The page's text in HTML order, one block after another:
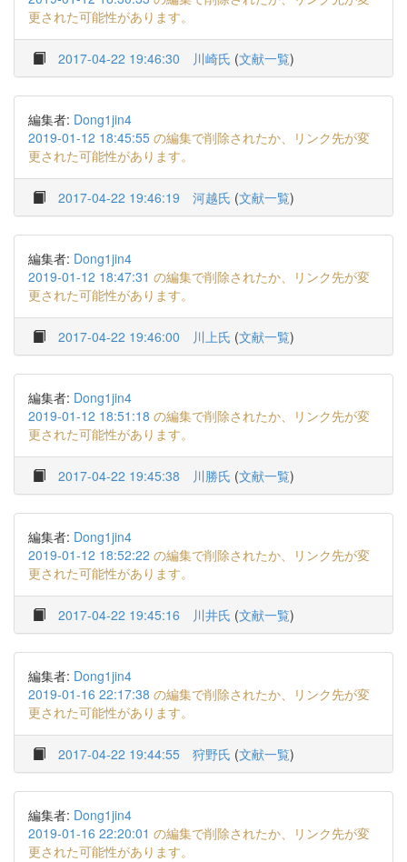
更された可能性があります。
2017-04-22 19:46:30 川崎氏 (文献一覧)
編集者: Dong1jin4
2019-01-12 18:45:55 の編集で削除されたか、リンク先が変
更された可能性があります。
2017-04-22 19:46:19 河越氏 (文献一覧)
編集者: Dong1jin4
2019-01-12 18:47:31 の編集で削除されたか、リンク先が変
更された可能性があります。
2017-04-22 19:46:00 川上氏 (文献一覧)
編集者: Dong1jin4
2019-01-12 18:51:18 の編集で削除されたか、リンク先が変
更された可能性があります。
2017-04-22 19:45:38 川勝氏 (文献一覧)
編集者: Dong1jin4
2019-01-12 18:52:22 の編集で削除されたか、リンク先が変
更された可能性があります。
2017-04-22 19:45:16 川井氏 (文献一覧)
編集者: Dong1jin4
2019-01-16 22:17:38 の編集で削除されたか、リンク先が変
更された可能性があります。
2017-04-22 19:44:55 狩野氏 (文献一覧)
編集者: Dong1jin4
2019-01-16 22:20:01 の編集で削除されたか、リンク先が変
更された可能性があります。